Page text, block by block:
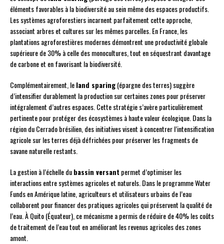
éléments favorables à la biodiversité au sein même des espaces productifs.
Les systèmes agroforestiers incarnent parfaitement cette approche,
associant arbres et cultures sur les mêmes parcelles. En France, les
plantations agroforestières modernes démontrent une productivité globale
supérieure de 30% à celle des monocultures, tout en séquestrant davantage
de carbone et en favorisant la biodiversité.
Complémentairement, leland sparing(épargne des terres) suggère
d’intensifier durablement la production sur certaines zones pour préserver
intégralement d’autres espaces. Cette stratégie s’avère particulièrement
pertinente pour protéger des écosystèmes à haute valeur écologique. Dans la
région du Cerrado brésilien, des initiatives visent à concentrer l’intensification
agricole sur les terres déjà défrichées pour préserver les fragments de
savane naturelle restants.
La gestion à l’échelle dubassin versant permet d’optimiser les
interactions entre systèmes agricoles et naturels. Dans le programme Water
Funds en Amérique latine, agriculteurs et utilisateurs urbains de l’eau
collaborent pour financer des pratiques agricoles qui préservent la qualité de
l’eau. À Quito (Équateur), ce mécanisme a permis de réduire de 40% les coûts
de traitement de l’eau tout en améliorant les revenus agricoles des zones
amont.